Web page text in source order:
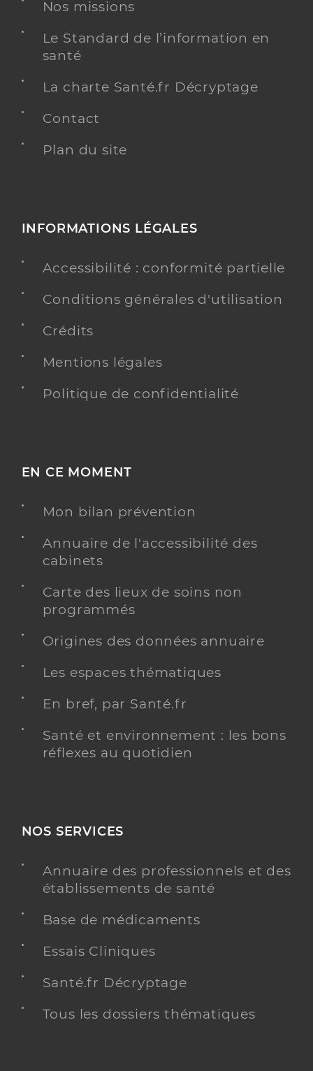
Nos missions
Le Standard de l’information en
santé
La charte Santé.fr Décryptage
Contact
Plan du site
INFORMATIONS LÉGALES
Accessibilité : conformité partielle
Conditions générales d'utilisation
Crédits
Mentions légales
Politique de confidentialité
EN CE MOMENT
Mon bilan prévention
Annuaire de l'accessibilité des
cabinets
Carte des lieux de soins non
programmés
Origines des données annuaire
Les espaces thématiques
En bref, par Santé.fr
Santé et environnement : les bons
réflexes au quotidien
NOS SERVICES
Annuaire des professionnels et des
établissements de santé
Base de médicaments
Essais Cliniques
Santé.fr Décryptage
Tous les dossiers thématiques